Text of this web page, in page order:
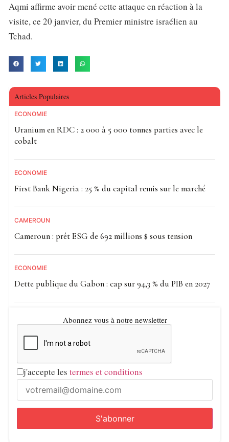
Aqmi affirme avoir mené cette attaque en réaction à la
visite, ce 20 janvier, du Premier ministre israélien au
Tchad.
Articles Populaires
ECONOMIE
Uranium en RDC : 2 000 à 5 000 tonnes parties avec le
cobalt
ECONOMIE
First Bank Nigeria : 25 % du capital remis sur le marché
CAMEROUN
Cameroun : prêt ESG de 692 millions $ sous tension
ECONOMIE
Dette publique du Gabon : cap sur 94,3 % du PIB en 2027
Abonnez vous à notre newsletter
j'accepte les termes et conditions